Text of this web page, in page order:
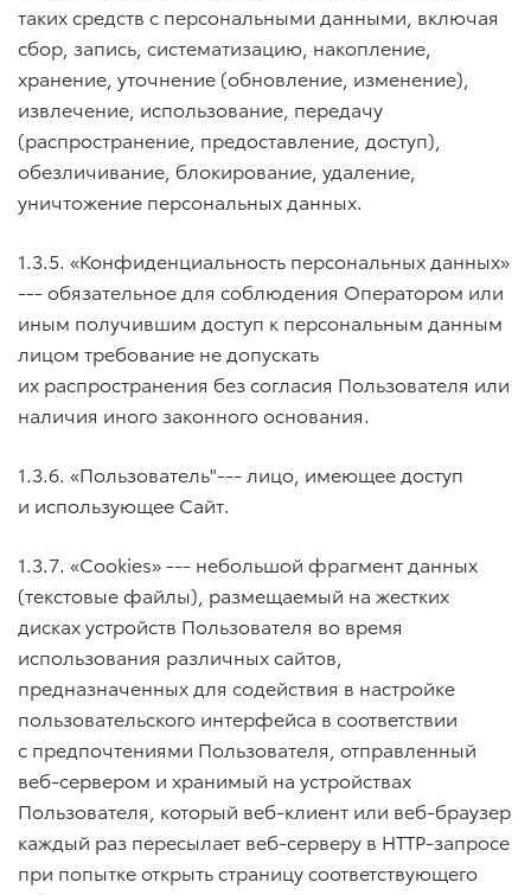
таких средств с персональными данными, включая
сбор, запись, систематизацию, накопление,
хранение, уточнение (обновление, изменение),
извлечение, использование, передачу
(распространение, предоставление, доступ),
обезличивание, блокирование, удаление,
уничтожение персональных данных.
1.3.5. «Конфиденциальность персональных данных»
--- обязательное для соблюдения Оператором или
иным получившим доступ к персональным данным
лицом требование не допускать
их распространения без согласия Пользователя или
наличия иного законного основания.
1.3.6. «Пользователь"--- лицо, имеющее доступ
и использующее Сайт.
1.3.7. «Cookies» --- небольшой фрагмент данных
(текстовые файлы), размещаемый на жестких
дисках устройств Пользователя во время
использования различных сайтов,
предназначенных для содействия в настройке
пользовательского интерфейса в соответствии
с предпочтениями Пользователя, отправленный
веб-сервером и хранимый на устройствах
Пользователя, который веб-клиент или веб-браузер
каждый раз пересылает веб-серверу в HTTP-запросе
при попытке открыть страницу соответствующего